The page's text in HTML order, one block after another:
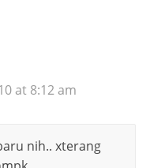
at 8:12 am
nih.. xterang